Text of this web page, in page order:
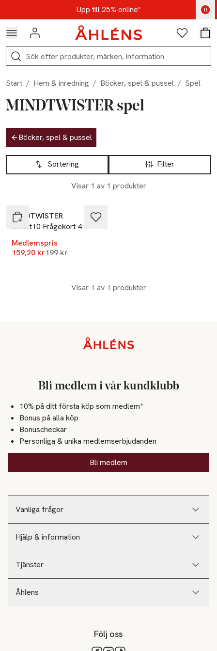
Hoppa till navigationsmenynUpp till 25% online*
Kod: AUG25 - Shoppa nu
Logga in Favoriter
Sök
Start / Hem & inredning / Böcker, spel & pussel / Spel
MINDTWISTER spel
Hoppa till produktsidan
Böcker, spel & pussel
Hoppa till produktsidan
Filter
Sortering
Visar 1 av 1 produkter
Lista över produkter
MINDTWISTER
Smart10 Frågekort 4
Medlemspris
159,20 krLägsta pris 30 dagar
199 kr
Visar 1 av 1 produkter
Vanliga frågor
Hjälp & information
Tjänster
Åhlens
Bli medlem i vår kundklubb
10% på ditt första köp som medlem*
Bonus på alla köp
Bonuscheckar
Personliga & unika medlemserbjudanden
Bli medlem
Följ oss